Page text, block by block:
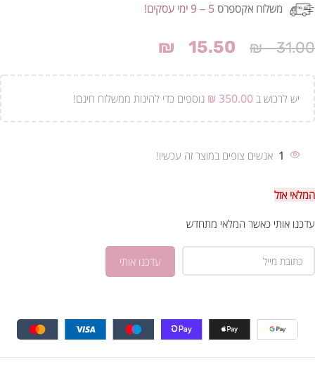
משלוח אקספרס 5 – 9 ימי עסקים!
₪31.00
₪ 15.50
יש לרכוש ב ₪ 350.00 נוספים כדי להינות ממשלוח חינם!
1 אנשים צופים במוצר זה עכשיו!
המלאי אזל
עדכנו אותי כאשר המלאי מתחדש